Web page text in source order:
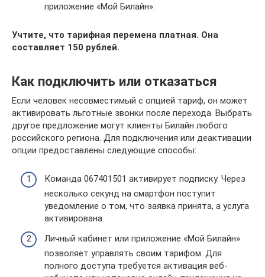
приложение «Мой Билайн».
Учтите, что тарифная перемена платная. Она
составляет 150 рублей.
Как подключить или отказаться
Если человек несовместимый с опцией тариф, он может
активировать льготные звонки после перехода. Выбрать
другое предложение могут клиенты Билайн любого
российского региона. Для подключения или деактивации
опции предоставлены следующие способы:
Команда 067401501 активирует подписку. Через
несколько секунд на смартфон поступит
уведомление о том, что заявка принята, а услуга
активирована.
Личный кабинет или приложение «Мой Билайн»
позволяет управлять своим тарифом. Для
полного доступа требуется активация веб-